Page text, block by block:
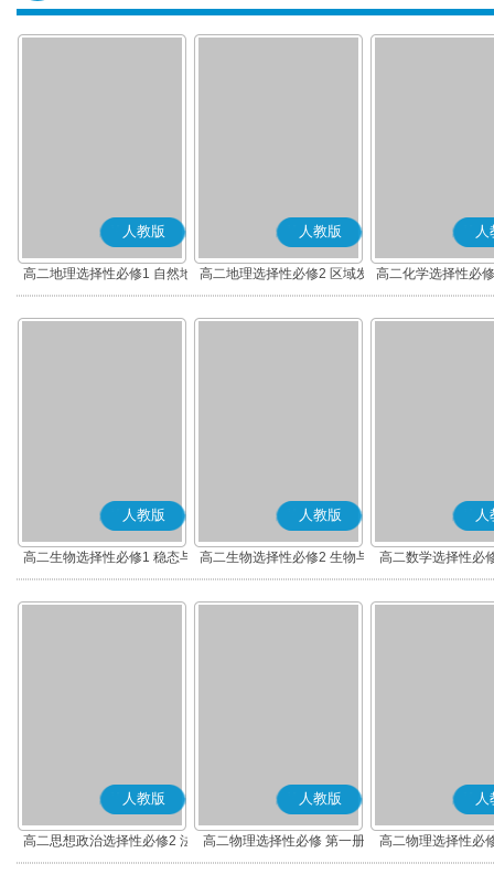
人教版
高二地理选择性必修1 自然地
理基础
人教版
高二地理选择性必修2 区域发
展
人
高二化学选择性必
应原理
人教版
高二生物选择性必修1 稳态与
调节
人教版
高二生物选择性必修2 生物与
环境
人
高二数学选择性必
(A版)
人教版
高二思想政治选择性必修2 法
律与生活(部编版)
人教版
高二物理选择性必修 第一册
人
高二物理选择性必